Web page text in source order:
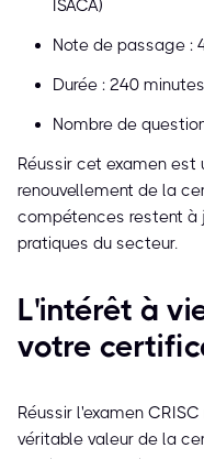
ISACA)
Note de passage :
Durée : 240
Nombre de
Réussir cet examen
renouvellement de la
compétences restent à
pratiques du secteur.
L'intérêt à
votre
Réussir l'examen
véritable valeur de la